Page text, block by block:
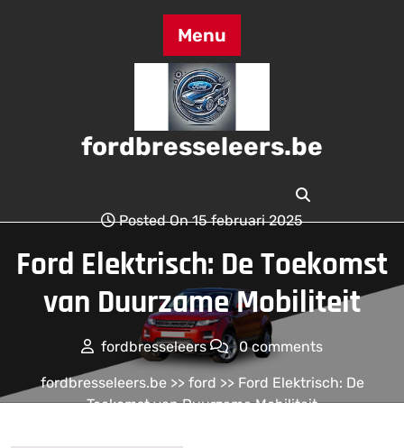
Menu
fordbresseleers.be
Posted On 15 februari 2025
Ford Elektrisch: De Toekomst
van Duurzame Mobiliteit
fordbresseleers 0 comments
fordbresseleers.be>> ford >> Ford Elektrisch: De
Toekomst van Duurzame Mobiliteit